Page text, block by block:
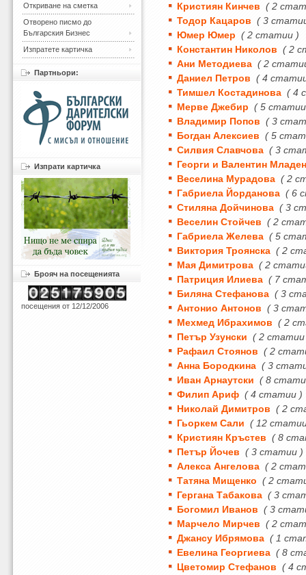
Кристиян Кинчев ( 2
Тодор Кацаров ( 3
Юмер Юмер ( 2 статии )
Константин Николов ( 2
Ани Методиева ( 2
Даниел Петров ( 4
Тимшел Костадинова ( 4
Мерве Джебир ( 5
Владимир Попов ( 3
Богдан Алексиев ( 5
Силвия Славчова ( 3
Георги и Валентин
Веселина Мурадова ( 2
Габриела Йорданова ( 6
Стиляна Дойчинова ( 3
Веселин Стойчев ( 2
Габриела Желева ( 5
Виктория Троянска ( 2
Мая Димитрова ( 2
Патриция Илиева ( 7
Биляна Стефанова ( 3
Антонио Антонов ( 3
Мехмед Ибрахимов ( 2
Петър Узунски ( 2
Рафаил Стоянов ( 2
Анна Бородкина ( 3
Иван Арнаутски ( 8
Филип Ариф ( 4 статии )
Николай Димитров ( 2
Гьоркем Сали ( 12
Кристиян Кръстев ( 8
Петър Йочев ( 3 статии )
Алекса Ангелова ( 2
Татяна Мищенко ( 2
Гергана Табакова ( 3
Богомил Иванов ( 3
Марчело Мирчев ( 2
Джансу Ибрямова ( 1
Евелина Георгиева ( 8
Цветомир Стефанов ( 4
Откриване на сметка
Отворено писмо до
Българския Бизнес
Изпратете картичка
Партньори:
Изпрати картичка
Брояч на посещенията
посещения от 12/12/2006